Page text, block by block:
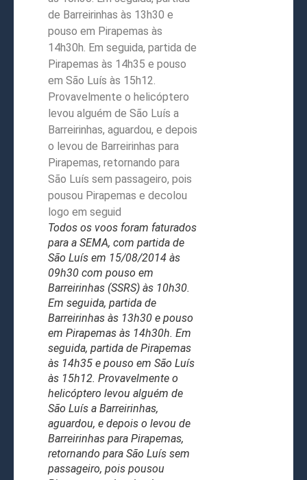
Todos os voos foram faturados
para a SEMA, com partida de
São Luís em 15/08/2014 às
09h30 com pouso em
Barreirinhas (SSRS) às 10h30.
Em seguida, partida de
Barreirinhas às 13h30 e pouso
em Pirapemas às 14h30h. Em
seguida, partida de Pirapemas
às 14h35 e pouso em São Luís
às 15h12. Provavelmente o
helicóptero levou alguém de
São Luís a Barreirinhas,
aguardou, e depois o levou de
Barreirinhas para Pirapemas,
retornando para São Luís sem
passageiro, pois pousou